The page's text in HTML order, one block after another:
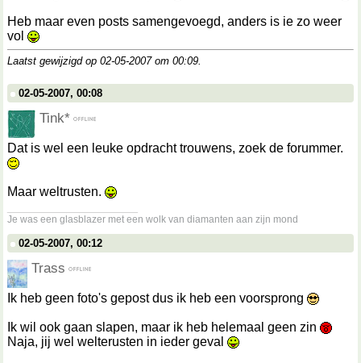
Heb maar even posts samengevoegd, anders is ie zo weer
vol
Laatst gewijzigd op 02-05-2007 om 00:09.
02-05-2007, 00:08
Tink*
Dat is wel een leuke opdracht trouwens, zoek de forummer.
Maar weltrusten.
Je was een glasblazer met een wolk van diamanten aan zijn mond
02-05-2007, 00:12
Trass
Ik heb geen foto's gepost dus ik heb een voorsprong
Ik wil ook gaan slapen, maar ik heb helemaal geen zin
Naja, jij wel welterusten in ieder geval